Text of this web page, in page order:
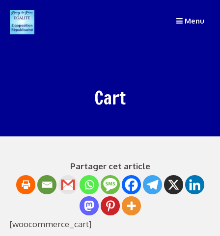
contenu
Menu
Cart
Partager cet article
[woocommerce_cart]